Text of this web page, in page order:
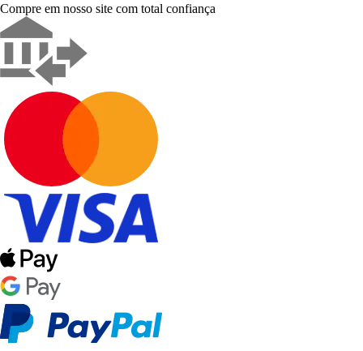
Compre em nosso site com total confiança